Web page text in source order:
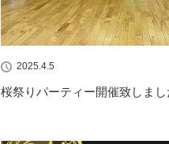
2025.4.5
桜祭りパーティー開催致しま